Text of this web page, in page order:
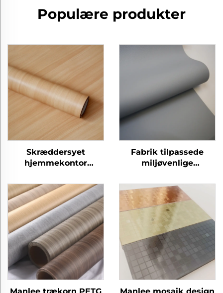
Populære produkter
Skræddersyet
hjemmekontor
dekorative træ korn
beskyttende film til
soveværelse stue
køkken skab
Fabrik tilpassede
miljøvenlige
hjemmekontor petg
møbler dekorative
prægede film